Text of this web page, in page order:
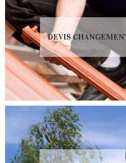
DEVIS